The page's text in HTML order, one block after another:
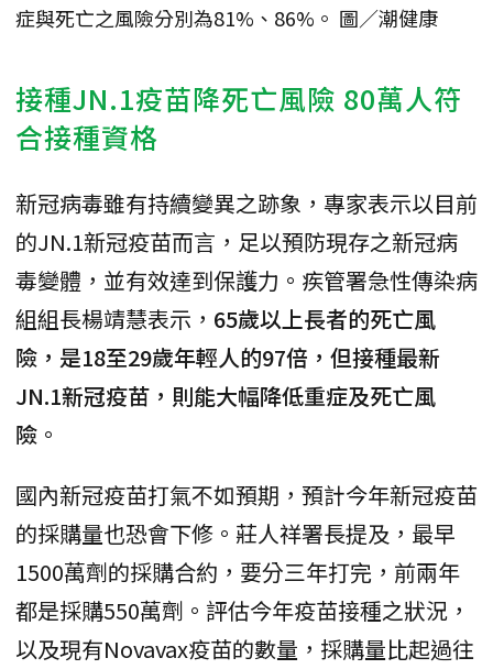
症與死亡之風險分別為81%、86%。 圖／潮健康
接種JN.1疫苗降死亡風險 80萬人符
合接種資格
新冠病毒雖有持續變異之跡象，專家表示以目前
的JN.1新冠疫苗而言，足以預防現存之新冠病
毒變體，並有效達到保護力。疾管署急性傳染病
組組長楊靖慧表示， 65歲以上長者的死亡風
險，是18至29歲年輕人的97倍，但接種最新
JN.1新冠疫苗，則能大幅降低重症及死亡風
險 。
國內新冠疫苗打氣不如預期，預計今年新冠疫苗
的採購量也恐會下修。莊人祥署長提及，最早
1500萬劑的採購合約，要分三年打完，前兩年
都是採購550萬劑。評估今年疫苗接種之狀況，
以及現有Novavax疫苗的數量，採購量比起過往